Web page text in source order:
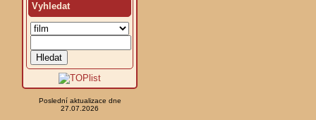
Vyhledat
Poslední aktualizace dne
27.07.2026